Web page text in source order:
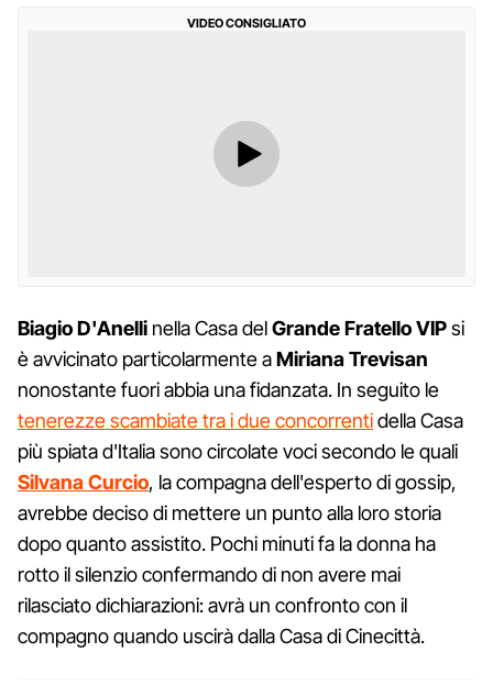
VIDEO CONSIGLIATO
Biagio D'Anelli nella Casa delGrande Fratello VIPsi
è avvicinato particolarmente aMiriana Trevisan
nonostante fuori abbia una fidanzata. In seguito le
tenerezze scambiate tra i due concorrentidella Casa
più spiata d'Italia sono circolate voci secondo le quali
Silvana Curcio, la compagna dell'esperto di gossip,
avrebbe deciso di mettere un punto alla loro storia
dopo quanto assistito. Pochi minuti fa la donna ha
rotto il silenzio confermando di non avere mai
rilasciato dichiarazioni: avrà un confronto con il
compagno quando uscirà dalla Casa di Cinecittà.